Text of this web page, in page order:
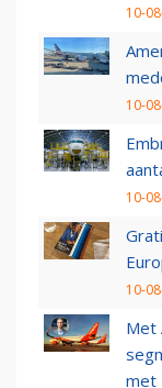
10-
10-
10-
10-
Met
met